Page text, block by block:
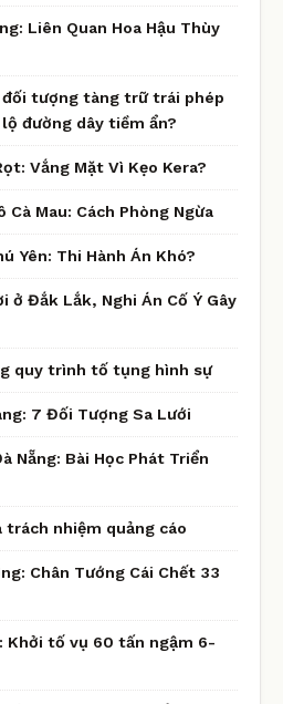
Liên Quan Hoa Hậu Thùy
đối tượng tàng trữ trái phép
đường dây tiềm ẩn?
Vắng Mặt Vì Kẹo Kera?
Cà Mau: Cách Phòng Ngừa
Yên: Thi Hành Án Khó?
ở Đắk Lắk, Nghi Án Cố Ý Gây
quy trình tố tụng hình sự
7 Đối Tượng Sa Lưới
Nẵng: Bài Học Phát Triển
trách nhiệm quảng cáo
Chân Tướng Cái Chết 33
Khởi tố vụ 60 tấn ngậm 6-